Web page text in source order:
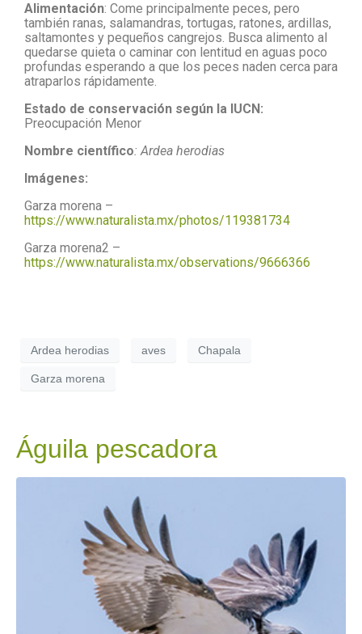
Alimentación: Come principalmente peces, pero
también ranas, salamandras, tortugas, ratones, ardillas,
saltamontes y pequeños cangrejos. Busca alimento al
quedarse quieta o caminar con lentitud en aguas poco
profundas esperando a que los peces naden cerca para
atraparlos rápidamente.
Estado de conservación según la IUCN:
Preocupación Menor
Nombre científico: Ardea herodias
Imágenes:
Garza morena –
https://www.naturalista.mx/photos/119381734
Garza morena2 –
https://www.naturalista.mx/observations/9666366
Ardea herodias aves Chapala
Garza morena
Águila pescadora